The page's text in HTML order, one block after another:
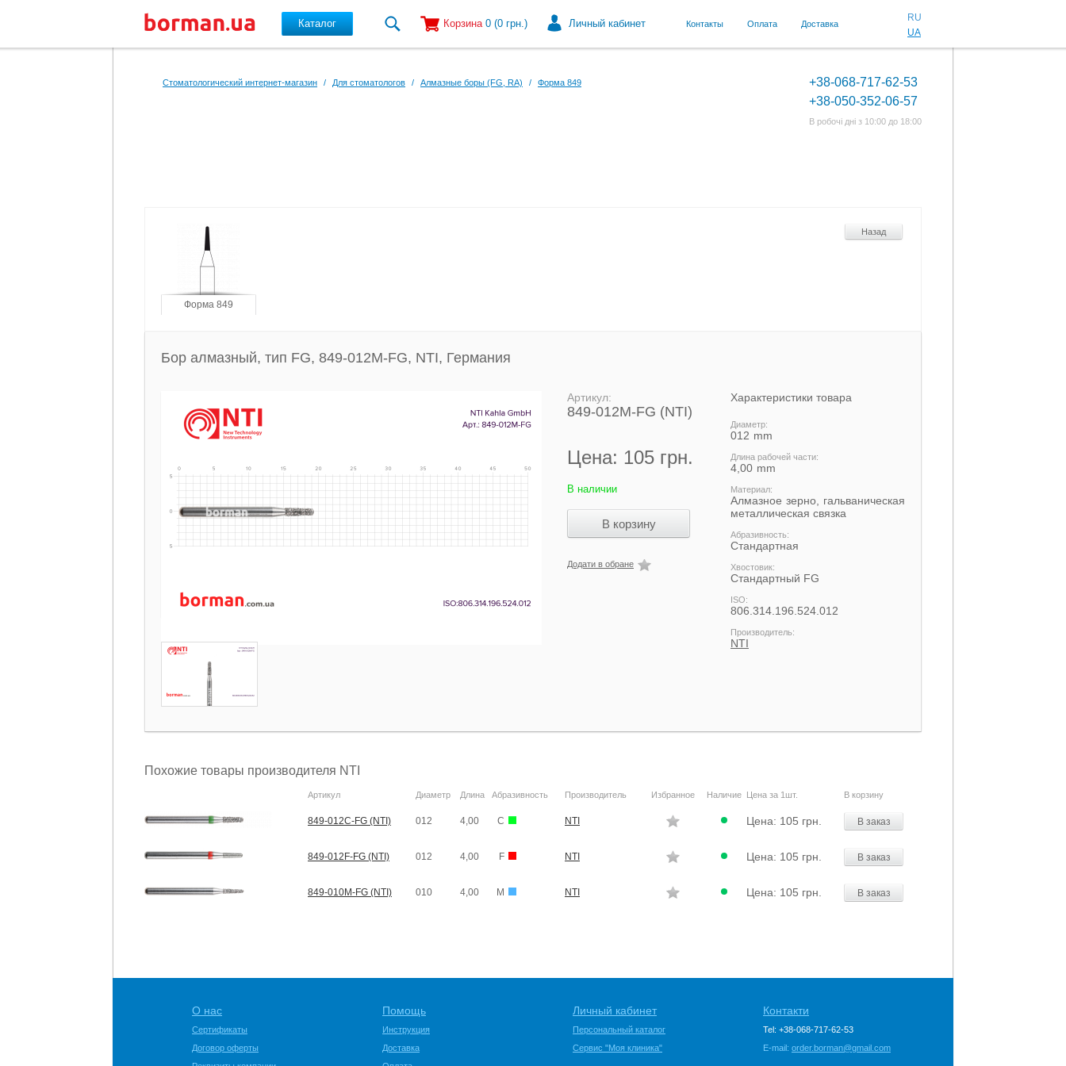
Каталог Корзина 0 (0 грн.) Личный кабинет Контакты Оплата Доставка
RU
UA
Стоматологический интернет-магазин / Для стоматологов / Алмазные боры (FG, RA) / Форма 849
+38-068-717-62-53
+38-050-352-06-57
В робочі дні з 10:00 до 18:00
Форма 849
Назад
Бор алмазный, тип FG, 849-012M-FG, NTI, Германия
Артикул:
849-012M-FG (NTI)
Цена: 105 грн.
В наличии
Додати в обране
Характеристики товара
Диаметр:
012
Длина рабочей части:
4,00
Материал:
Алмазное зерно, гальваническая
металлическая связка
Абразивность:
Стандартная
Хвостовик:
Cтандартный FG
ISO:
806.314.196.524.012
Производитель:
NTI
Похожие товары производителя NTI
Артикул Диаметр Длина Абразивность Производитель Избранное Наличие Цена за 1шт. В корзину
849-012C-FG (NTI) 012 4,00 C NTI Цена: 105 грн. В заказ
849-012F-FG (NTI) 012 4,00 F NTI Цена: 105 грн. В заказ
849-010M-FG (NTI) 010 4,00 M NTI Цена: 105 грн. В заказ
О нас
Сертификаты
Договор оферты
Помощь
Инструкция
Доставка
Личный кабинет
Персональный каталог
Сервис "Моя клиника"
Контакти
Tel: +38-068-717-62-53
E-mail: order.borman@gmail.com